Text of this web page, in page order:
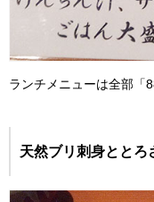
ランチメニューは全部「
天然ブリ刺身ととろ